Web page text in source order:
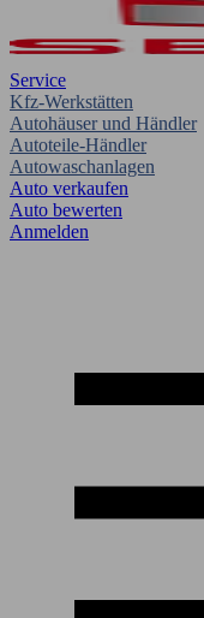
Service
Kfz-Werkstätten
Autohäuser und Händler
Autoteile-Händler
Autowaschanlagen
Auto verkaufen
Auto bewerten
Anmelden